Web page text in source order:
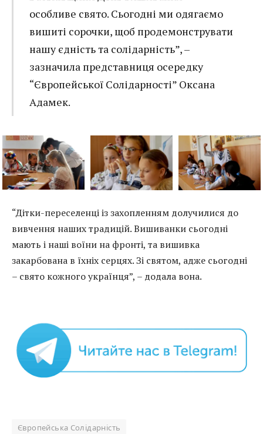
особливе свято. Сьогодні ми одягаємо
вишиті сорочки, щоб продемонструвати
нашу єдність та солідарність”, –
зазначила представниця осередку
“Європейської Солідарності” Оксана
Адамек.
“Дітки-переселенці із захопленням долучилися до
вивчення наших традицій. Вишиванки сьогодні
мають і наші воїни на фронті, та вишивка
закарбована в їхніх серцях. Зі святом, адже сьогодні
– свято кожного українця”, – додала вона.
Європейська Солідарність